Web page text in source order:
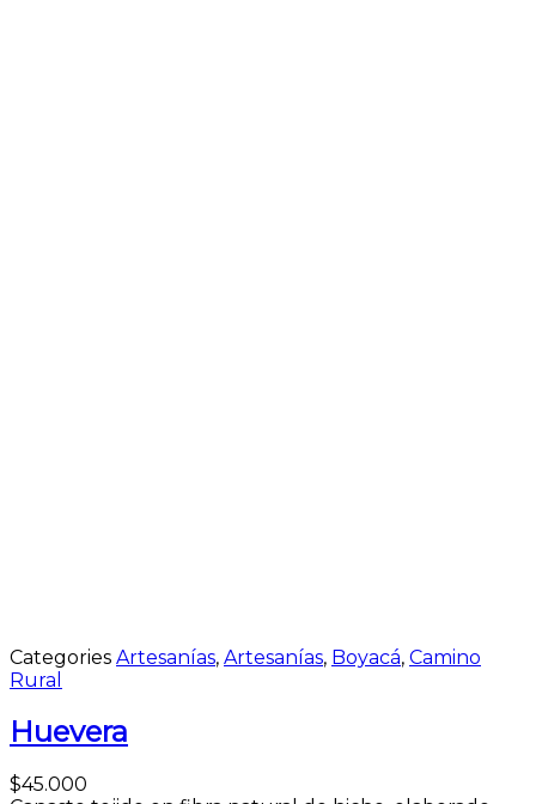
Categories Artesanías, Artesanías, Boyacá, Camino
Rural
Huevera
$45.000